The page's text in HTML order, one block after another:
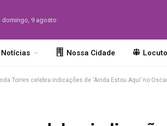
domingo, 9 agosto
Notícias Nossa Cidade
Torres celebra indicações de ‘Ainda Estou Aqui’ no